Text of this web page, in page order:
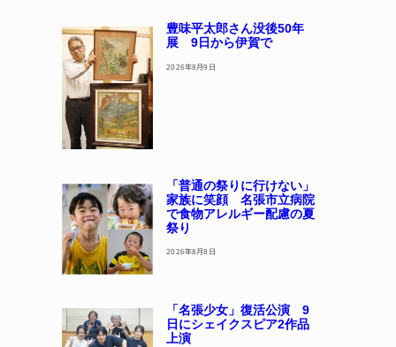
豊味平太郎さん没後50年
展 9日から伊賀で
2026年8月9日
「普通の祭りに行けない」
家族に笑顔 名張市立病院
で食物アレルギー配慮の夏
祭り
2026年8月8日
「名張少女」復活公演 9
日にシェイクスピア2作品
上演